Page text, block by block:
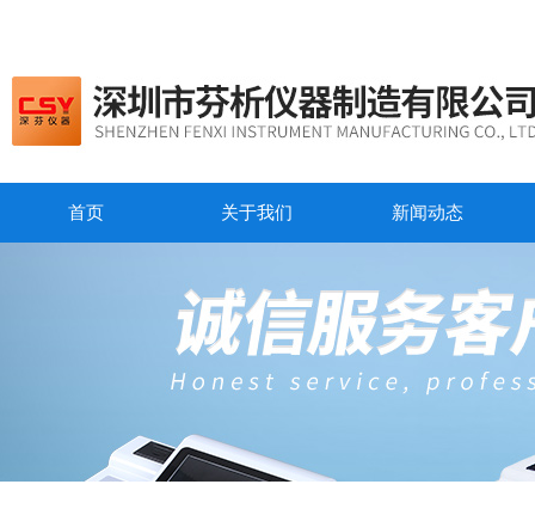
首页 关于我们 新闻动态